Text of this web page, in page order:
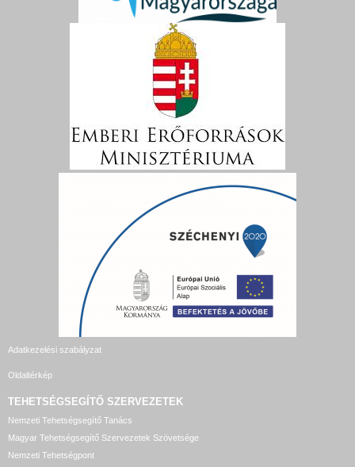
Adatkezelési szabályzat
Oldaltérkép
TEHETSÉGSEGÍTŐ SZERVEZETEK
Nemzeti Tehetségsegítő Tanács
Magyar Tehetségsegítő Szervezetek Szövetsége
Nemzeti Tehetségpont